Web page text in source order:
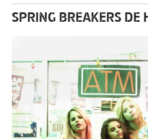
SPRING BREAKERS DE